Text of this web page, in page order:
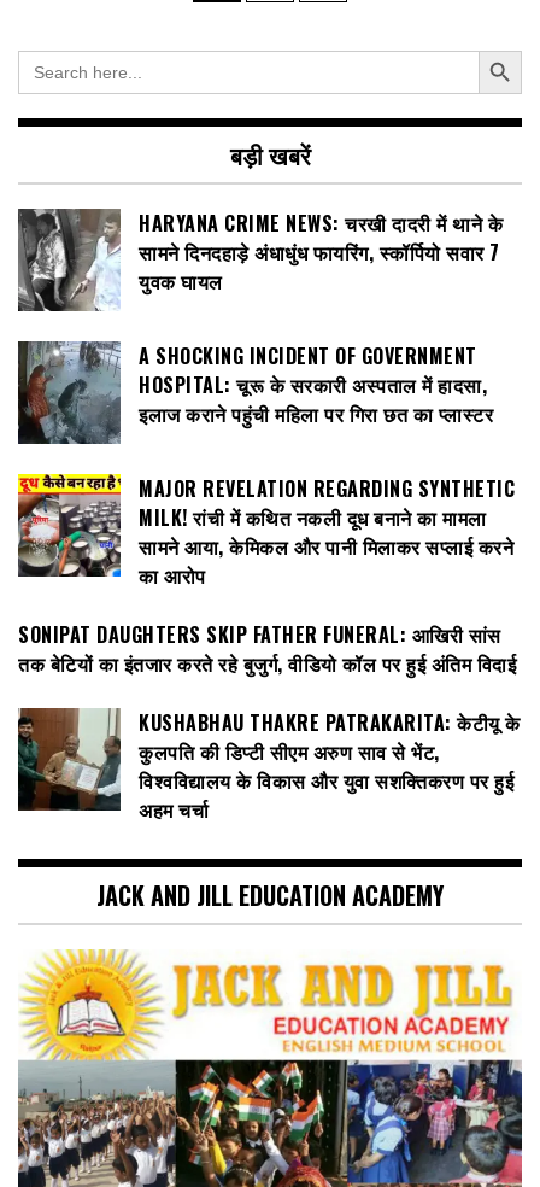
Search
for:
Search Button
बड़ी खबरें
HARYANA CRIME NEWS: चरखी दादरी में थाने के
सामने दिनदहाड़े अंधाधुंध फायरिंग, स्कॉर्पियो सवार 7
युवक घायल
A SHOCKING INCIDENT OF GOVERNMENT
HOSPITAL: चूरू के सरकारी अस्पताल में हादसा,
इलाज कराने पहुंची महिला पर गिरा छत का प्लास्टर
MAJOR REVELATION REGARDING SYNTHETIC
MILK! रांची में कथित नकली दूध बनाने का मामला
सामने आया, केमिकल और पानी मिलाकर सप्लाई करने
का आरोप
SONIPAT DAUGHTERS SKIP FATHER FUNERAL: आखिरी सांस
तक बेटियों का इंतजार करते रहे बुजुर्ग, वीडियो कॉल पर हुई अंतिम विदाई
KUSHABHAU THAKRE PATRAKARITA: केटीयू के
कुलपति की डिप्टी सीएम अरुण साव से भेंट,
विश्वविद्यालय के विकास और युवा सशक्तिकरण पर हुई
अहम चर्चा
JACK AND JILL EDUCATION ACADEMY